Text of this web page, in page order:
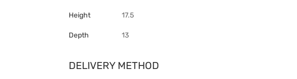
Height 17.5
Depth 13
DELIVERY METHOD